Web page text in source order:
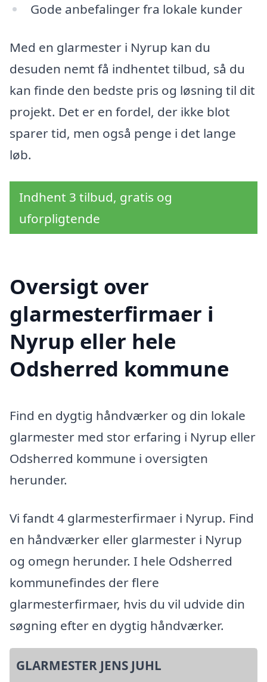
Gode anbefalinger fra lokale kunder
Med en glarmester i Nyrup kan du
desuden nemt få indhentet tilbud, så du
kan finde den bedste pris og løsning til dit
projekt. Det er en fordel, der ikke blot
sparer tid, men også penge i det lange
løb.
Indhent 3 tilbud, gratis og
uforpligtende
Oversigt over
glarmesterfirmaer i
Nyrup eller hele
Odsherred kommune
Find en dygtig håndværker og din lokale
glarmester med stor erfaring i Nyrup eller
Odsherred kommune i oversigten
herunder.
Vi fandt 4 glarmesterfirmaer i Nyrup. Find
en håndværker eller glarmester i Nyrup
og omegn herunder. I hele Odsherred
kommunefindes der flere
glarmesterfirmaer, hvis du vil udvide din
søgning efter en dygtig håndværker.
GLARMESTER JENS JUHL